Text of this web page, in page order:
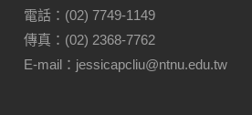
電話：(02) 7749-1149
傳真：(02) 2368-7762
E-mail：jessicapcliu@ntnu.edu.tw